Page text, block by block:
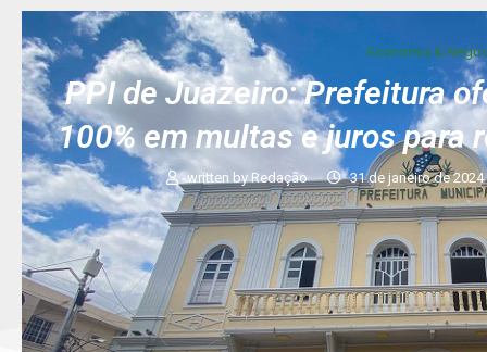
Economia &
PPI de Juazeiro: Prefeitura
100% em multas e juros para
written byRedação 31 de janeiro de 2024